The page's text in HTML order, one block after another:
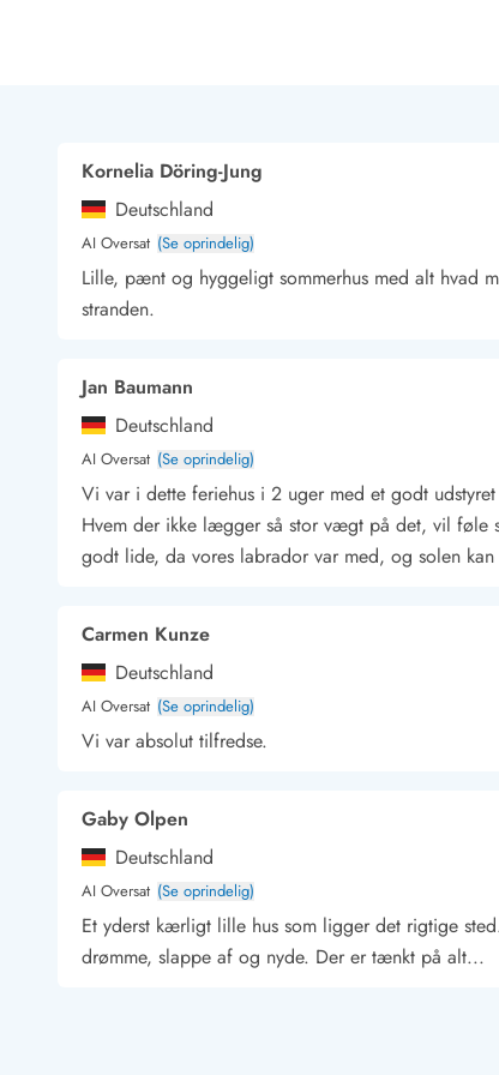
Minigolf i Vestjylland
Svømmehaller og badelande
Golfferie i sommerhus
Fitness og træning
Vandring langs Vestkysten
Vandski for hele familien
Sejlads langs Vestkysten
Historiske museer
Kunstmuseer
Kunsthåndværk og gallerier
Hold jul i sommerhuset
Vikingetiden i Danmark
Kontakt, åbningstider og døgnvagt
Feriehusudlejning siden 1965
Bæredygtighed
Nyhedsbrev
Sponsorater - Esmark støtter
Kornelia Döring-Jung
Deutschland
AI Oversat (Se oprindelig)
Lille, pænt og hyggeligt sommerhus med alt hvad
stranden.
Jan Baumann
Deutschland
AI Oversat (Se oprindelig)
Vi var i dette feriehus i 2 uger med et godt
Hvem der ikke lægger så stor vægt på det, vil føle
godt lide, da vores labrador var med, og solen
Carmen Kunze
Deutschland
AI Oversat (Se oprindelig)
Vi var absolut tilfredse.
Gaby Olpen
Deutschland
AI Oversat (Se oprindelig)
Et yderst kærligt lille hus som ligger det rigtige
drømme, slappe af og nyde. Der er tænkt på alt...